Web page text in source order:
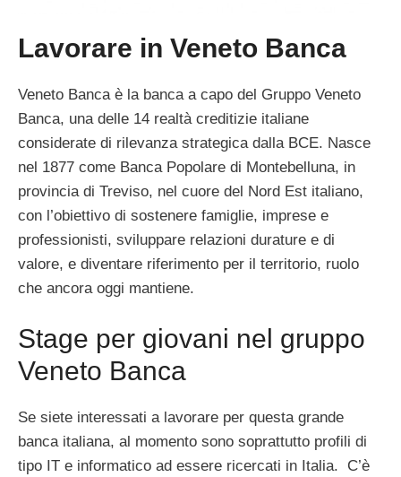
Lavorare in Veneto Banca
Veneto Banca è la banca a capo del Gruppo Veneto
Banca, una delle 14 realtà creditizie italiane
considerate di rilevanza strategica dalla BCE. Nasce
nel 1877 come Banca Popolare di Montebelluna, in
provincia di Treviso, nel cuore del Nord Est italiano,
con l’obiettivo di sostenere famiglie, imprese e
professionisti, sviluppare relazioni durature e di
valore, e diventare riferimento per il territorio, ruolo
che ancora oggi mantiene.
Stage per giovani nel gruppo
Veneto Banca
Se siete interessati a lavorare per questa grande
banca italiana, al momento sono soprattutto profili di
tipo IT e informatico ad essere ricercati in Italia. C’è